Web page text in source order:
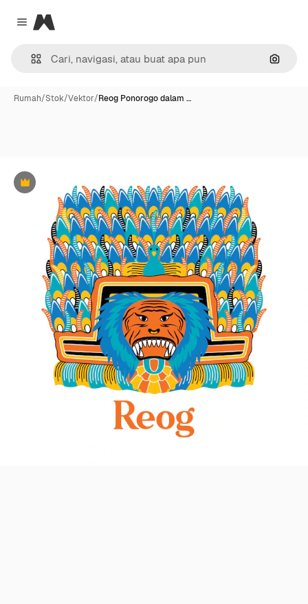
Close menu
Magnific
Rumah/Stok/Vektor/Reog Ponorogo dalam …
Premium